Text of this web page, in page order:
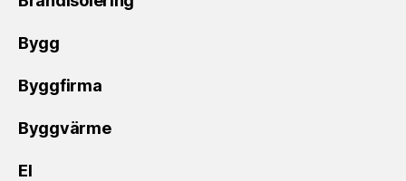
Bygg
Byggfirma
Byggvärme
El